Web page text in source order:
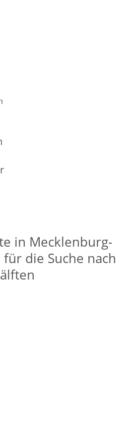
in Mecklenburg-
die Suche nach